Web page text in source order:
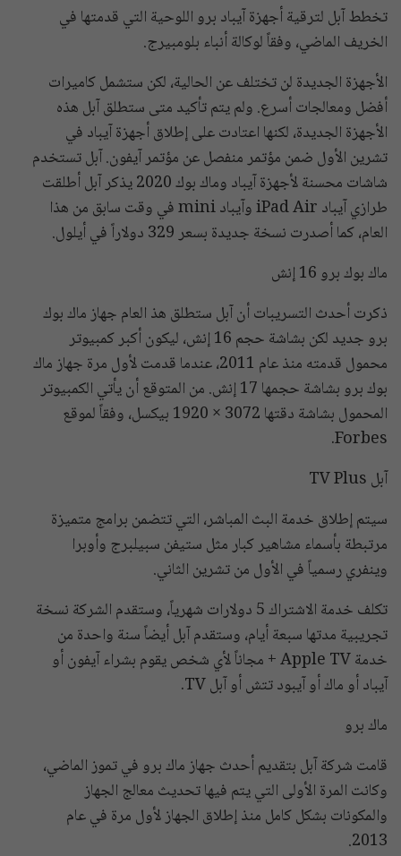
تخطط آبل لترقية أجهزة آيباد برو اللوحية التي قدمتها في
الخريف الماضي، وفقاً لوكالة أنباء بلومبيرج.
الأجهزة الجديدة لن تختلف عن الحالية، لكن ستشمل كاميرات
أفضل ومعالجات أسرع. ولم يتم تأكيد متى ستطلق آبل هذه
الأجهزة الجديدة، لكنها اعتادت على إطلاق أجهزة آيباد في
تشرين الأول ضمن مؤتمر منفصل عن مؤتمر آيفون. آبل تستخدم
شاشات محسنة لأجهزة آيباد وماك بوك 2020 يذكر آبل أطلقت
طرازي آيباد iPad Air وآيباد mini في وقت سابق من هذا
العام، كما أصدرت نسخة جديدة بسعر 329 دولاراً في أيلول.
ماك بوك برو 16 إنش
ذكرت أحدث التسريبات أن آبل ستطلق هذ العام جهاز ماك بوك
برو جديد لكن بشاشة حجم 16 إنش، ليكون أكبر كمبيوتر
محمول قدمته منذ عام 2011، عندما قدمت لأول مرة جهاز ماك
بوك برو بشاشة حجمها 17 إنش. من المتوقع أن يأتي الكمبيوتر
المحمول بشاشة دقتها 3072 × 1920 بيكسل، وفقاً لموقع
Forbes.
آبل TV Plus
سيتم إطلاق خدمة البث المباشر، التي تتضمن برامج متميزة
مرتبطة بأسماء مشاهير كبار مثل ستيفن سبيلبرج وأوبرا
وينفري رسمياً في الأول من تشرين الثاني.
تكلف خدمة الاشتراك 5 دولارات شهرياً، وستقدم الشركة نسخة
تجريبية مدتها سبعة أيام، وستقدم آبل أيضاً سنة واحدة من
خدمة Apple TV + مجاناً لأي شخص يقوم بشراء آيفون أو
آيباد أو ماك أو آيبود تتش أو آبل TV.
ماك برو
قامت شركة آبل بتقديم أحدث جهاز ماك برو في تموز الماضي،
وكانت المرة الأولى التي يتم فيها تحديث معالج الجهاز
والمكونات بشكل كامل منذ إطلاق الجهاز لأول مرة في عام
2013.